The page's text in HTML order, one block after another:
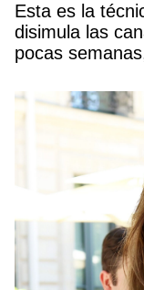
Esta es la
disimula las
pocas